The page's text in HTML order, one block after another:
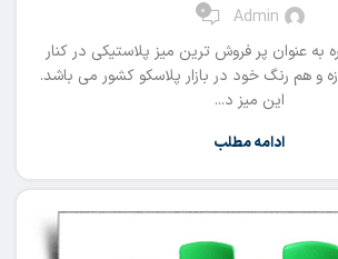
Admin
0
پلاستیکی ۶ نفره به عنوان پر فروش ترین میز پلاستیکی در کنار
و هم رنگ خود در بازار پلاسکو کشور می باشد.
این میز د...
ادامه مطلب